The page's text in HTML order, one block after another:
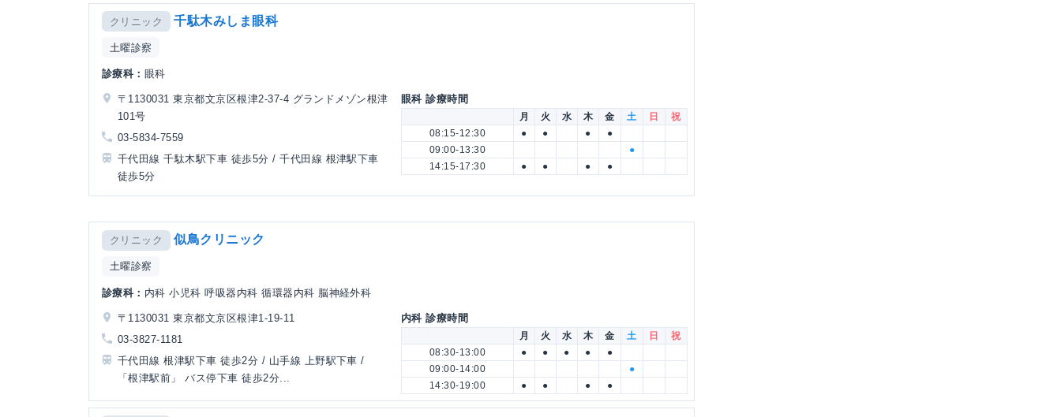
クリニック 千駄木みしま眼科
土曜診察
診療科： 眼科
〒1130031 東京都文京区根津2-37-4 グランドメゾン根津
101号
03-5834-7559
千代田線 千駄木駅下車 徒歩5分 / 千代田線 根津駅下車
徒歩5分
眼科 診療時間
月 火 水 木 金 土 日
祝
08:15-12:30
● ● ●
●
09:00-13:30
●
14:15-17:30
● ● ● ●
クリニック 似鳥クリニック
土曜診察
診療科： 内科 小児科 呼吸器内科 循環器内科 脳神経外科
〒1130031 東京都文京区根津1-19-11
03-3827-1181
千代田線 根津駅下車 徒歩2分 / 山手線 上野駅下車 /
「根津駅前」 バス停下車 徒歩2分...
内科 診療時間
月 火 水 木 金 土 日
祝
08:30-13:00
● ● ● ●
●
09:00-14:00
●
14:30-19:00
● ● ● ●